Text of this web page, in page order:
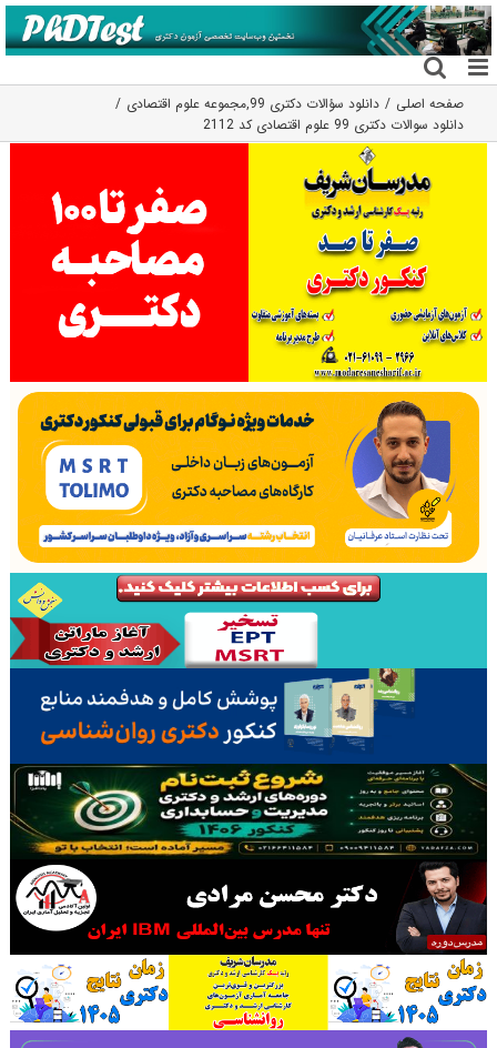
رفتن
به
محتوا
صفحه اصلی دانلود سؤالات دکتری 99 ,مجموعه علوم اقتصادی
دانلود سوالات دکتری 99 علوم اقتصادی کد 2112